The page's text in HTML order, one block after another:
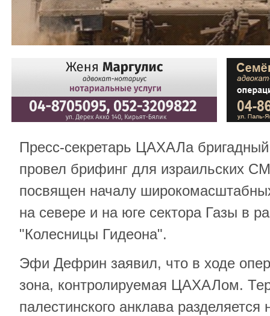
Пресс-секретарь ЦАХАЛа
провел брифинг для израильских
посвящен началу
на севере и на юге сектора Газы в
"Колесницы Гидеона".
Эфи Дефрин заявил, что в ходе
зона, контролируемая ЦАХАЛом.
палестинского анклава разделяется